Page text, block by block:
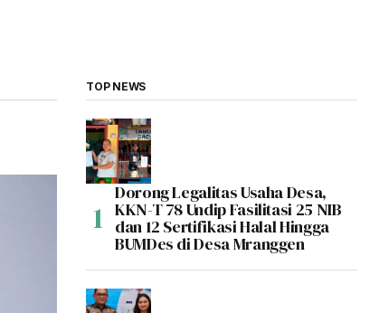
TOP NEWS
Dorong Legalitas Usaha Desa,
KKN-T 78 Undip Fasilitasi 25 NIB
dan 12 Sertifikasi Halal Hingga
BUMDes di Desa Mranggen